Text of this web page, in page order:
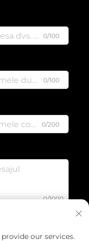
0/100
0/100
0/200
0/1000
our services.